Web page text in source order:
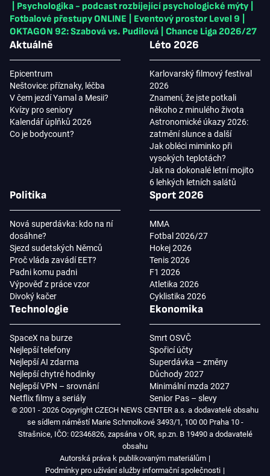
Psychologika - podcast rozbíjející psychologické mýty
Fotbalové přestupy ONLINE
Eventový prostor Level 9
OKTAGON 92: Szabová vs. Pudilová
Chance Liga 2026/27
Aktuálně
Epicentrum
Neštovice: příznaky, léčba
V čem jezdí Yamal a Mesii?
Kvízy pro seniory
Kalendář úplňků 2026
Co je bodycount?
Léto 2026
Karlovarský filmový festival
2026
Znamení, že jste potkali
někoho z minulého života
Astronomické úkazy 2026:
zatmění slunce a další
Jak obléci miminko při
vysokých teplotách?
Jak na dokonalé letní mojito
6 lehkých letních salátů
Politika
Nová superdávka: kdo na ní
dosáhne?
Sjezd sudetských Němců
Proč vláda zavádí EET?
Padni komu padni
Výpověď z práce vzor
Divoký kačer
Sport 2026
MMA
Fotbal 2026/27
Hokej 2026
Tenis 2026
F1 2026
Atletika 2026
Cyklistika 2026
Technologie
SpaceX na burze
Nejlepší telefony
Nejlepší AI zdarma
Nejlepší chytré hodinky
Nejlepší VPN – srovnání
Netflix filmy a seriály
Ekonomika
Smrt OSVČ
Spořicí účty
Superdávka – změny
Důchody 2027
Minimální mzda 2027
Senior Pas – slevy
© 2001 - 2026 Copyright CZECH NEWS CENTER a.s. a dodavatelé obsahu
se sídlem náměstí Marie Schmolkové 3493/1, 100 00 Praha 10 -
Strašnice, IČO: 02346826, zapsána v OR, sp.zn. B 19490 a dodavatelé
obsahu
Autorská práva k publikovaným materiálům
Podmínky pro užívání služby informační společnosti